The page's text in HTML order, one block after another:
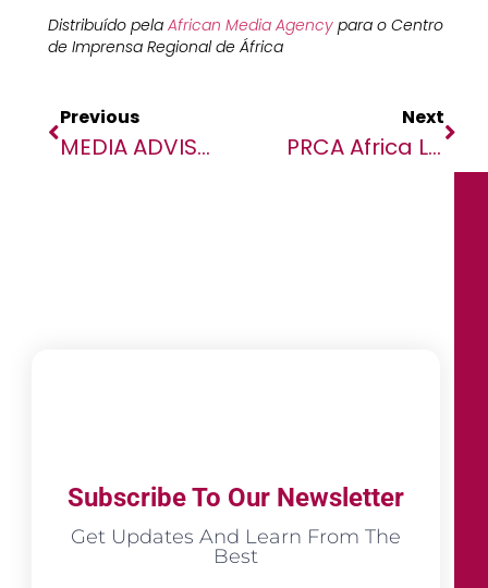
Distribuído pela African Media Agencypara o Centro
de Imprensa Regional de África
Previous
MEDIA ADVISORY | February 3 Digital Press Briefing With The Commander, U.S. Africa
Next
PRCA Africa Launches Flagship State Of Industry Survey
Subscribe To Our Newsletter
Get Updates And Learn From The
Best